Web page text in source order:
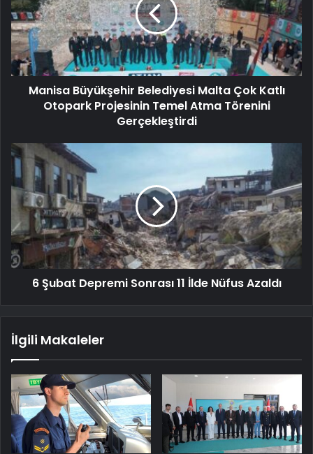
Manisa Büyükşehir Belediyesi Malta Çok Katlı
Otopark Projesinin Temel Atma Törenini
Gerçekleştirdi
6 Şubat Depremi Sonrası 11 İlde Nüfus Azaldı
İlgili Makaleler